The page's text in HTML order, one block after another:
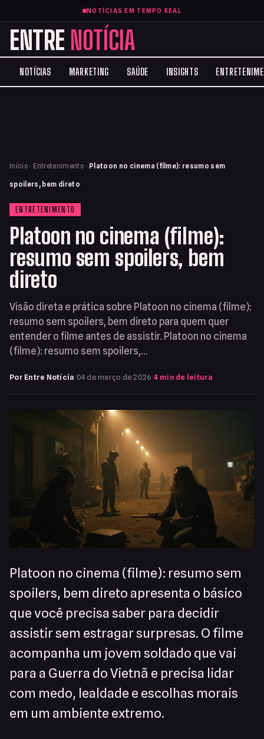
NOTÍCIAS EM TEMPO REAL
ENTRE NOTÍCIA
NOTÍCIAS MARKETING SAÚDE INSIGHTS
Início › Entretenimento › Platoon no cinema (filme): resumo sem
spoilers, bem direto
ENTRETENIMENTO
Platoon no cinema (filme):
resumo sem spoilers, bem
direto
Visão direta e prática sobre Platoon no cinema (filme):
resumo sem spoilers, bem direto para quem quer
entender o filme antes de assistir. Platoon no cinema
(filme): resumo sem spoilers,…
Por Entre Notícia· 04 de março de 2026·4 min de leitura
Platoon no cinema (filme): resumo sem
spoilers, bem direto apresenta o básico
que você precisa saber para decidir
assistir sem estragar surpresas. O filme
acompanha um jovem soldado que vai
para a Guerra do Vietnã e precisa lidar
com medo, lealdade e escolhas morais
em um ambiente extremo.